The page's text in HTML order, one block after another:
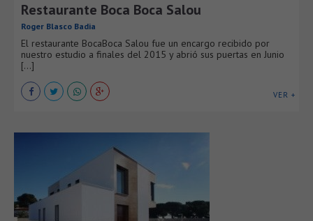
Restaurante Boca Boca Salou
Roger Blasco Badia
El restaurante BocaBoca Salou fue un encargo recibido por
nuestro estudio a finales del 2015 y abrió sus puertas en Junio
[...]
VER +